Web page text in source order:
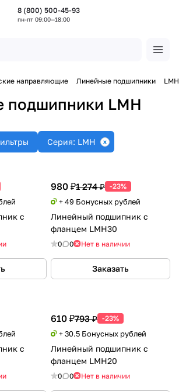
8 (800) 500-45-93
пн-пт 09:00—18:00
направляющие Линейные подшипники LMH
подшипники LMH
Серия: LMH
с
980 ₽1 274 ₽ -23%
+ 49 Бонусных рублей
Линейный подшипник с
фланцем LMH30
0 0 Нет в наличии
Заказать
с
610 ₽793 ₽ -23%
+ 30.5 Бонусных рублей
Линейный подшипник с
фланцем LMH20
0 0 Нет в наличии